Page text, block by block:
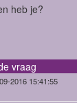
heb je?
vraag
2016 15:41:55